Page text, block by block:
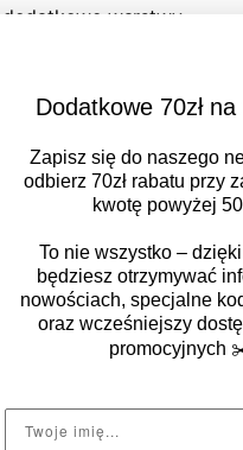
warstwy.
Dodatkowe 70zł
Zapisz się do naszego
odbierz 70zł rabatu przy
kwotę powyżej
To nie wszystko –
będziesz otrzymywać
nowościach, specjalne
oraz wcześniejszy
promocyjnych